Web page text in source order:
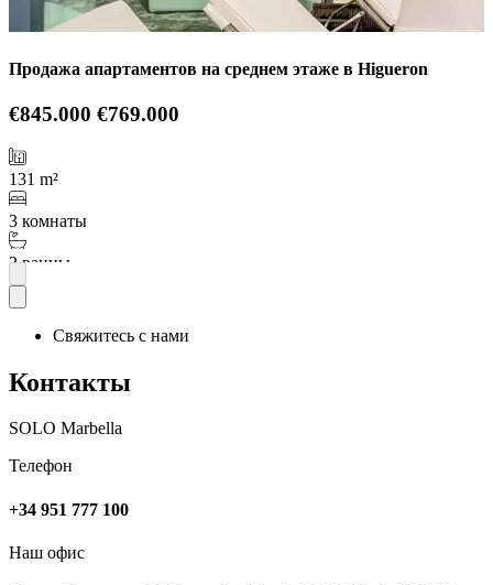
Продажа апартаментов на среднем этаже в Higueron
€845.000 €769.000
131 m²
3 комнаты
2 ванны
Подробнее
Свяжитесь с нами
Контакты
SOLO Marbella
Телефон
+34 951 777 100
Наш офис